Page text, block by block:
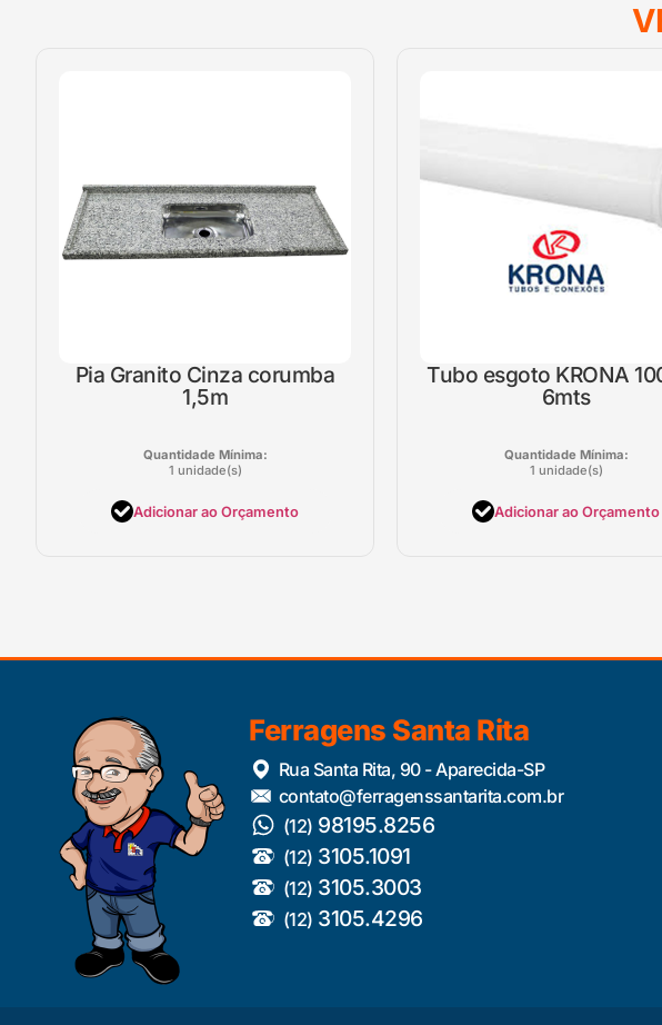
Pia Granito Cinza corumba
1,5m
Quantidade Mínima:
1 unidade(s)
Adicionar ao Orçamento
Tubo esgoto KRONA
6mts
Quantidade Mínima:
1 unidade(s)
Adicionar ao Orçamento
Ferragens Santa Rita
Rua Santa Rita, 90 - Aparecida-SP
contato@ferragenssantarita.com.br
(12) 98195.8256
(12) 3105.1091
(12) 3105.3003
(12) 3105.4296